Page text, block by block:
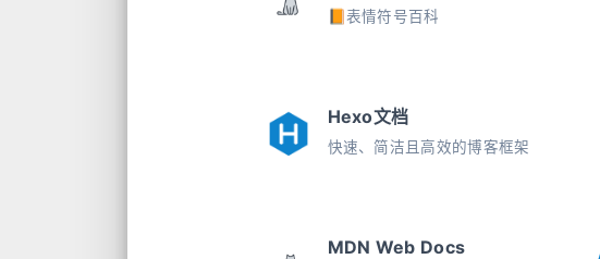
📙表情符号百科
Hexo文档
快速、简洁且高效的博客框架
MDN Web Docs